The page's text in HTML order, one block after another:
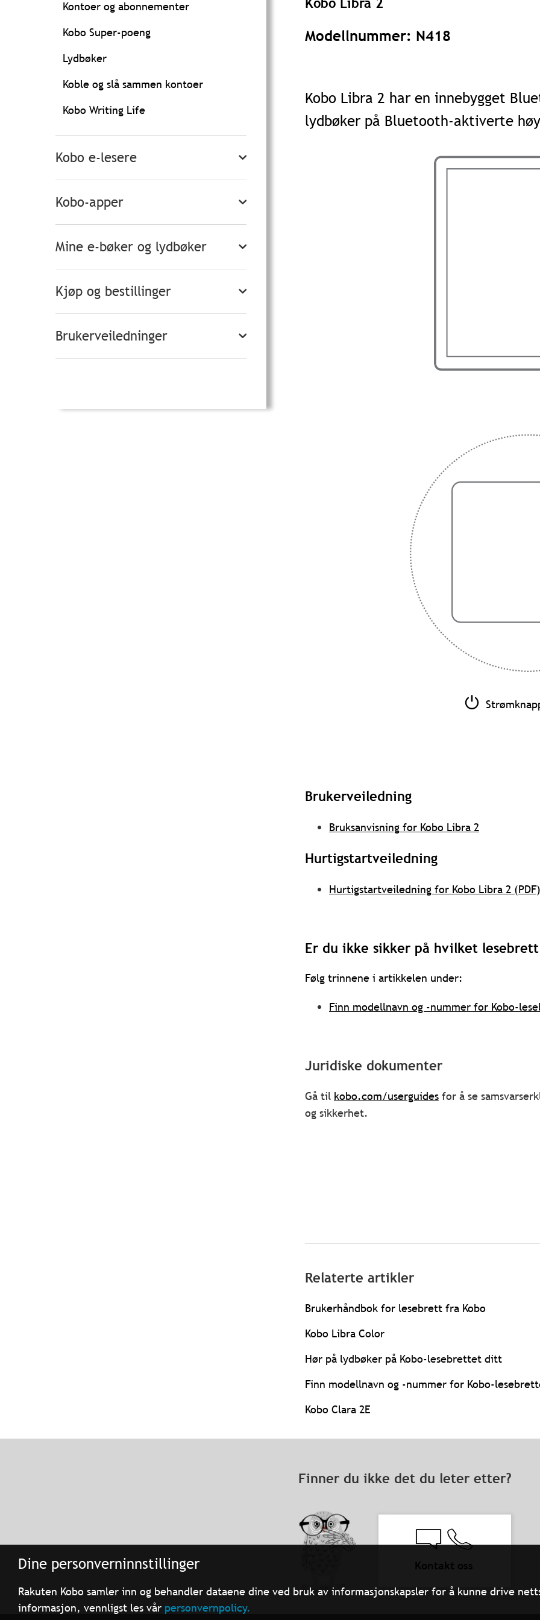
Dine personverninnstillinger
Rakuten Kobo samler inn og behandler dataene dine ved bruk av informasjonskapsler for å kunne drive
informasjon, vennligst les vår personvernpolicy.
Kontoer og abonnementer
Kobo Super-poeng
Lydbøker
Koble og slå sammen kontoer
Kobo Writing Life
Kobo e-lesere
Kobo-apper
Mine e-bøker og lydbøker
Kjøp og bestillinger
Brukerveiledninger
Kobo Libra 2
Modellnummer: N418
Kobo Libra 2 har en innebygget
lydbøker på Bluetooth-aktiverte
Brukerveiledning
Bruksanvisning for Kobo Libra 2
Hurtigstartveiledning
Hurtigstartveiledning for Kobo Libra 2 (PDF)
Er du ikke sikker på hvilket
Følg trinnene i artikkelen under:
Finn modellnavn og -nummer for Kobo-
Juridiske dokumenter
Gå til kobo.com/userguides for å se
og sikkerhet.
Relaterte artikler
Brukerhåndbok for lesebrett fra Kobo
Kobo Libra Color
Hør på lydbøker på Kobo-lesebrettet ditt
Finn modellnavn og -nummer for Kobo-
Kobo Clara 2E
Finner du ikke det du leter etter?
Kontakt oss